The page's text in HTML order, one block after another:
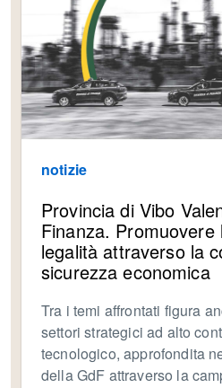
notizie
Provincia di Vibo
Finanza.
legalità attraverso la
sicurezza economica
Tra i temi affrontati figura
settori strategici ad alto
tecnologico, approfondita
della GdF attraverso la